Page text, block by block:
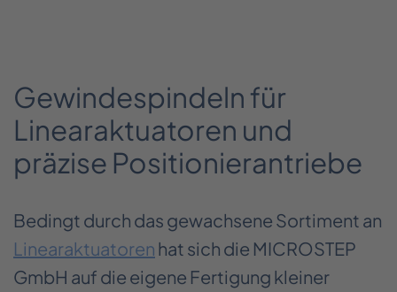
Gewindespindeln für
Linearaktuatoren und
präzise Positionierantriebe
Bedingt durch das gewachsene Sortiment an
Linearaktuatoren hat sich die MICROSTEP
GmbH auf die eigene Fertigung kleiner